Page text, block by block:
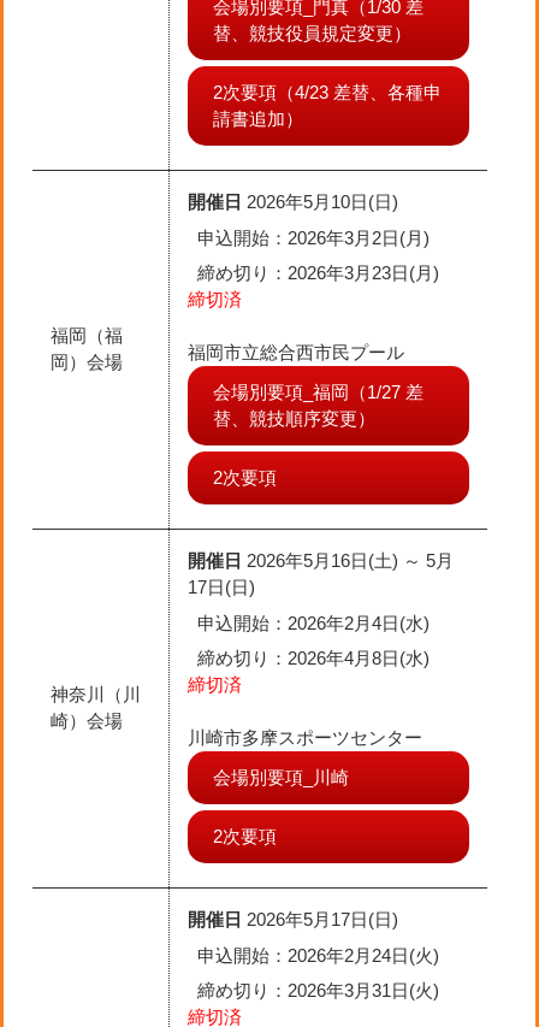
会場別要項_門真（1/30 差
替、競技役員規定変更）
2次要項（4/23 差替、各種申
請書追加）
福岡（福
岡）会場
開催日 2026年5月10日(日)
申込開始：2026年3月2日(月)
締め切り ：2026年3月23日(月)
締切済
福岡市立総合西市民プール
会場別要項_福岡（1/27 差
替、競技順序変更）
2次要項
神奈川（川
崎）会場
開催日 2026年5月16日(土) ～ 5月
17日(日)
申込開始：2026年2月4日(水)
締め切り ：2026年4月8日(水)
締切済
川崎市多摩スポーツセンター
会場別要項_川崎
2次要項
開催日 2026年5月17日(日)
申込開始：2026年2月24日(火)
締め切り ：2026年3月31日(火)
締切済